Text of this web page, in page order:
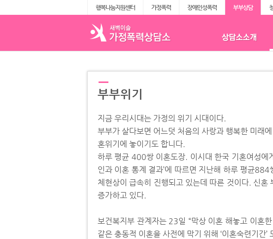
행복나눔지원센터 가정폭력 장애인성폭력 부부상담
부부위기
지금 우리시대는 가정의 위기 시대이다.
부부가 살다보면 어느덧 처음의 사랑과 행복한 미래
혼위기에 놓이기도 합니다.
하루 평균 400쌍 이혼도장. 이시대 한국 기혼여성에
인과 이혼 통계 결과’에 따르면 지난해 하루 평균
체현상이 급속히 진행되고 있는데 따른 것이다. 신혼
증가하고 있다.
보건복지부 관계자는 23일 “막상 이혼 해놓고 이혼
같은 충동적 이혼을 사전에 막기 위해 ‘이혼숙련기간’